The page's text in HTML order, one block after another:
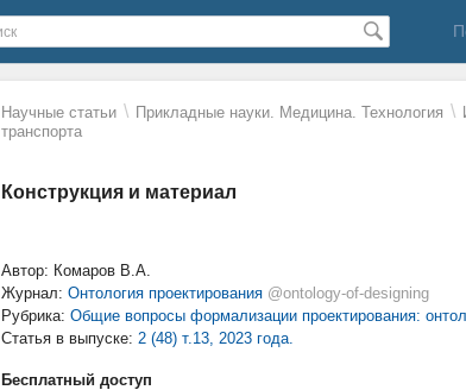
Научные статьи \ Прикладные науки. Медицина. Технология \
транспорта
Конструкция и материал
Автор: Комаров В.А.
Журнал: Онтология проектирования @ontology-of-designing
Рубрика: Общие вопросы формализации проектирования:
Статья в выпуске: 2 (48) т.13, 2023 года.
Бесплатный доступ